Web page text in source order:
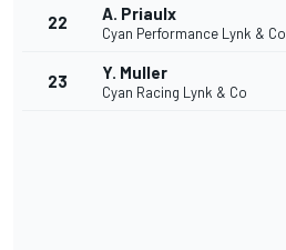
22 A. Priaulx
Cyan Performance Lynk & Co
23 Y. Muller
Cyan Racing Lynk & Co